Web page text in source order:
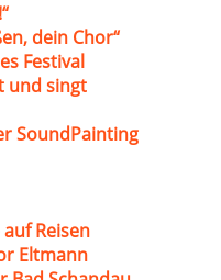
dein Chor“
Festival
und singt
SoundPainting
Reisen
Eltmann